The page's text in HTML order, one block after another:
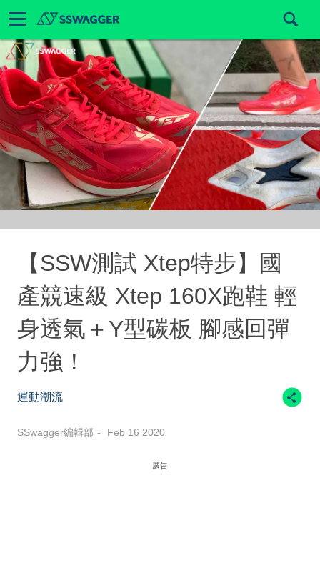
【SSW測試 Xtep特步】國
產競速級 Xtep 160X跑鞋 輕
身透氣＋Y型碳板 腳感回彈
力強！
運動潮流
SSwagger編輯部 Feb 16 2020
廣告